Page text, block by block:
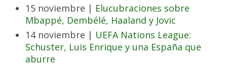
15 noviembre | Elucubraciones sobre
Mbappé, Dembélé, Haaland y Jovic
14 noviembre | UEFA Nations League:
Schuster, Luis Enrique y una España que
aburre